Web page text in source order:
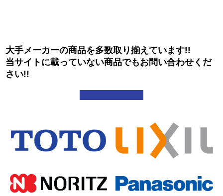
大手メーカーの商品を多数取り揃えています!!
当サイトに載っていない商品でもお問い合わせくだ
さい!!